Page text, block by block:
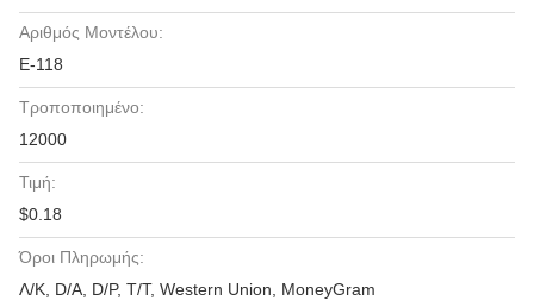
Αριθμός Μοντέλου:
Ε-118
Τροποποιημένο:
12000
Τιμή:
$0.18
Όροι Πληρωμής:
Λ/Κ, D/A, D/P, T/T, Western Union, MoneyGram